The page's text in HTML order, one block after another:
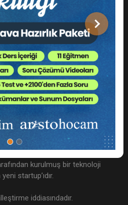
Sonraki
Akademi ve Enstitü
kurulmuş bir teknoloji
startup’ıdır.
iddiasındadır.